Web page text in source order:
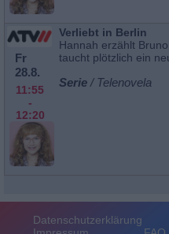
Fr
28.8.
11:55
-
12:20
Verliebt in Berlin
Hannah erzählt
taucht plötzlich ein
Serie / Telenovela
Datenschutzerklärung